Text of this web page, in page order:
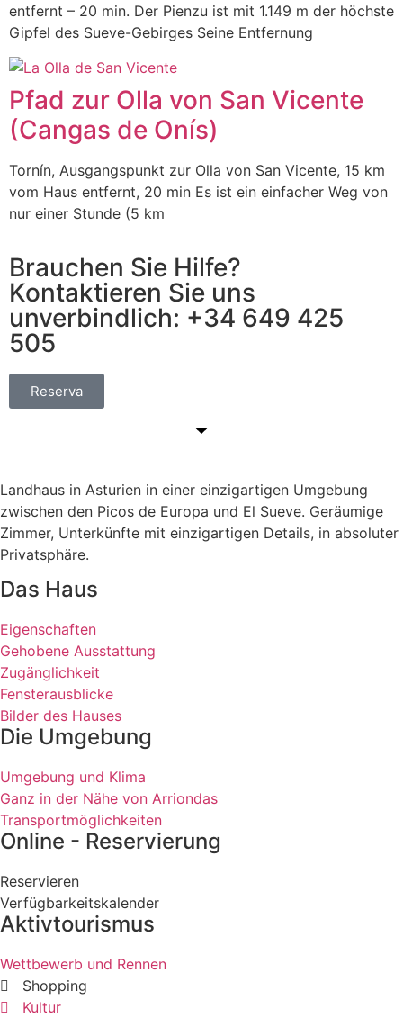
entfernt – 20 min. Der Pienzu ist mit 1.149 m der höchste
Gipfel des Sueve-Gebirges Seine Entfernung
Pfad zur Olla von San Vicente
(Cangas de Onís)
Tornín, Ausgangspunkt zur Olla von San Vicente, 15 km
vom Haus entfernt, 20 min Es ist ein einfacher Weg von
nur einer Stunde (5 km
Brauchen Sie Hilfe?
Kontaktieren Sie uns
unverbindlich: +34 649 425
505
Reserva
Landhaus in Asturien in einer einzigartigen Umgebung
zwischen den Picos de Europa und El Sueve. Geräumige
Zimmer, Unterkünfte mit einzigartigen Details, in absoluter
Privatsphäre.
Das Haus
Eigenschaften
Gehobene Ausstattung
Zugänglichkeit
Fensterausblicke
Bilder des Hauses
Die Umgebung
Umgebung und Klima
Ganz in der Nähe von Arriondas
Transportmöglichkeiten
Online - Reservierung
Reservieren
Verfügbarkeitskalender
Aktivtourismus
Wettbewerb und Rennen
Shopping
Kultur